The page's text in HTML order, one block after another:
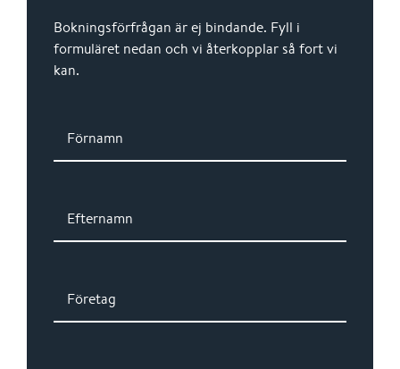
Bokningsförfrågan är ej bindande. Fyll i
formuläret nedan och vi återkopplar så fort vi
kan.
Förnamn
Efternamn
Företag